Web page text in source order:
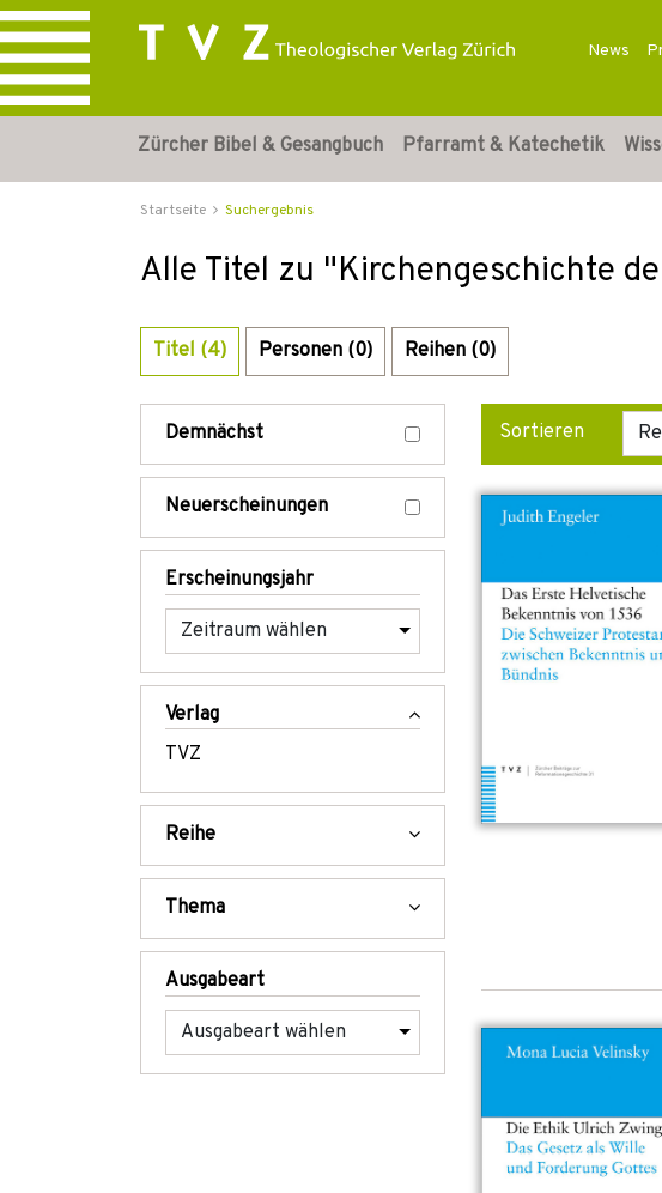
News
Zürcher Bibel & Gesangbuch Pfarramt & Katechetik
Startseite Suchergebnis
Alle Titel zu "Kirchengeschichte
Titel (4) Personen (0) Reihen (0)
Demnächst
Neuerscheinungen
Erscheinungsjahr
Verlag
TVZ
Reihe
Thema
Ausgabeart
Sortieren